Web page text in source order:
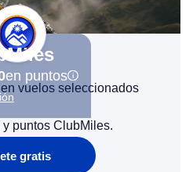
en puntos
en vuelos seleccionados
puntos ClubMiles.
gratis